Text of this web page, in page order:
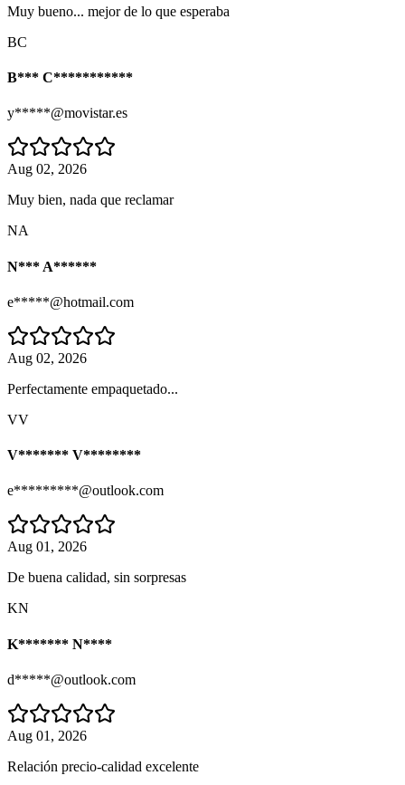
Muy bueno... mejor de lo que esperaba
BC
B*** C***********
y*****@movistar.es
Aug 02, 2026
Muy bien, nada que reclamar
NA
N*** A******
e*****@hotmail.com
Aug 02, 2026
Perfectamente empaquetado...
VV
V******* V********
e*********@outlook.com
Aug 01, 2026
De buena calidad, sin sorpresas
KN
K******* N****
d*****@outlook.com
Aug 01, 2026
Relación precio-calidad excelente